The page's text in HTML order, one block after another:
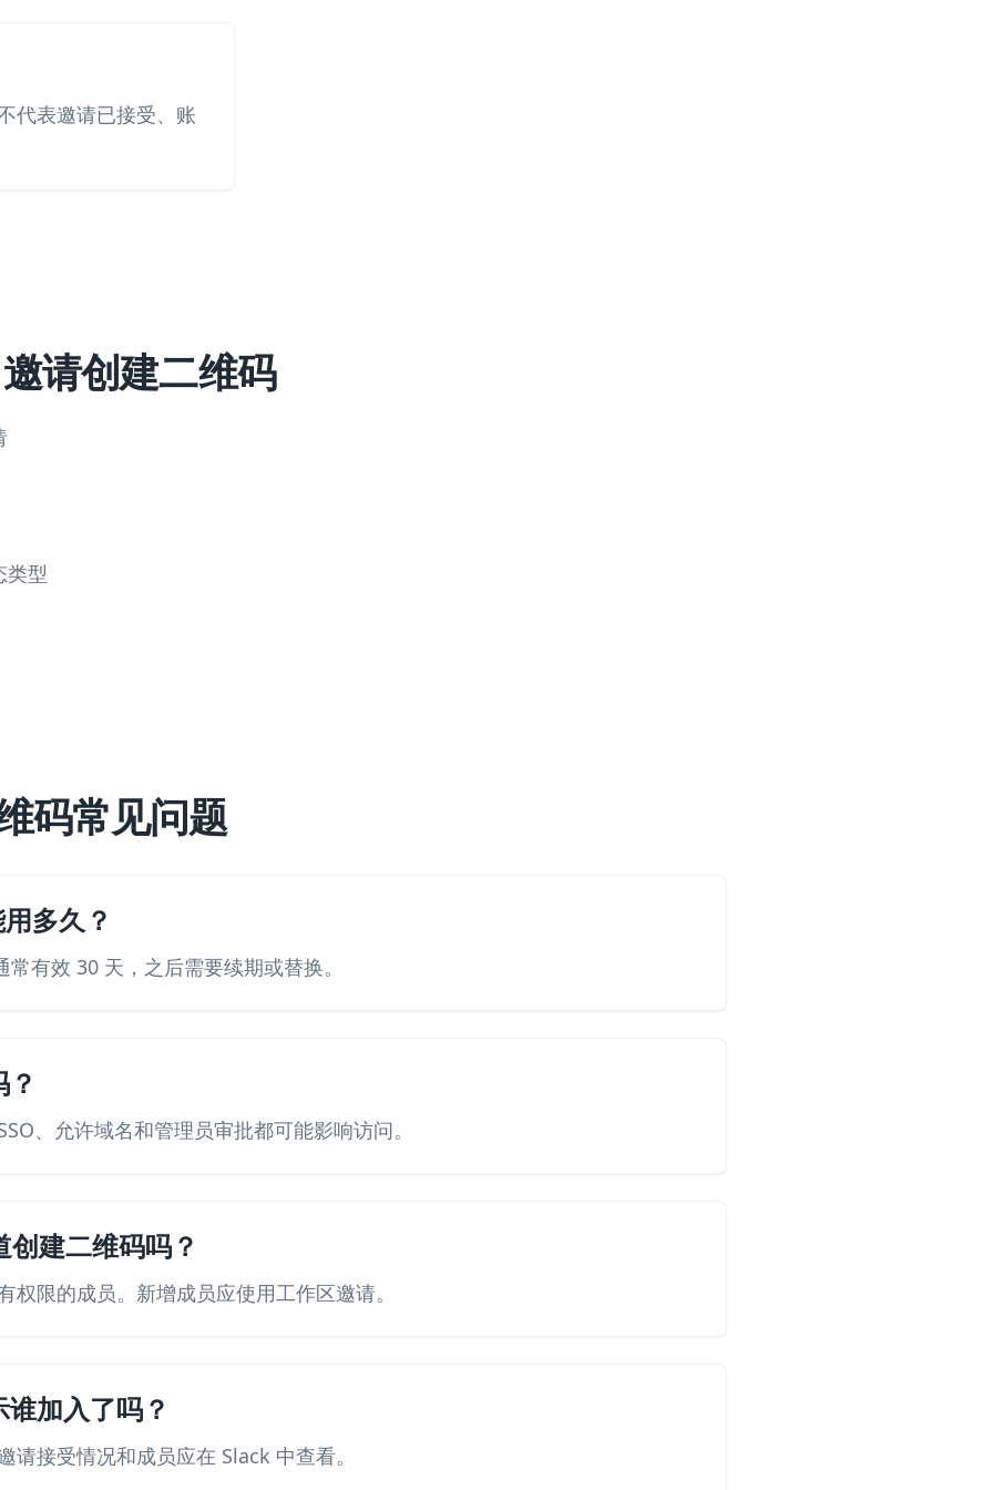
代表邀请已接受、账
请创建二维码
类型
码常见问题
多久？
有效 30 天，之后需要续期或替换。
、允许域名和管理员审批都可能影响访问。
建二维码吗？
权限的成员。新增成员应使用工作区邀请。
加入了吗？
请接受情况和成员应在 Slack 中查看。